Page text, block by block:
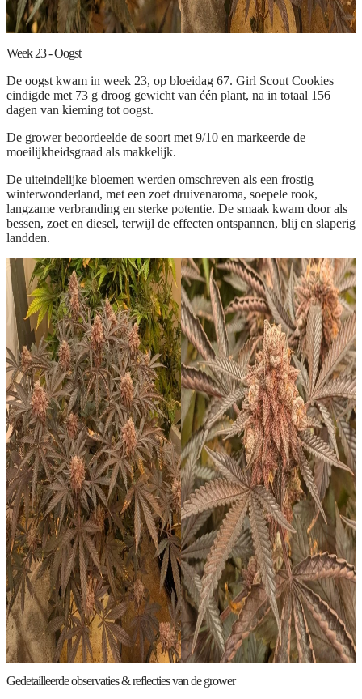
Week 23 - Oogst
De oogst kwam in week 23, op bloeidag 67. Girl Scout Cookies
eindigde met 73 g droog gewicht van één plant, na in totaal 156
dagen van kieming tot oogst.
De grower beoordeelde de soort met 9/10 en markeerde de
moeilijkheidsgraad als makkelijk.
De uiteindelijke bloemen werden omschreven als een frostig
winterwonderland, met een zoet druivenaroma, soepele rook,
langzame verbranding en sterke potentie. De smaak kwam door als
bessen, zoet en diesel, terwijl de effecten ontspannen, blij en slaperig
landden.
Gedetailleerde observaties & reflecties van de grower